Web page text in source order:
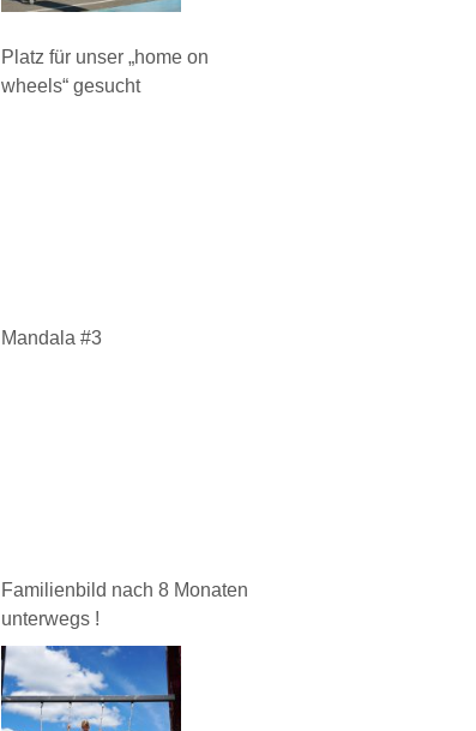
Platz für unser „home on
wheels“ gesucht
Mandala #3
Familienbild nach 8 Monaten
unterwegs !